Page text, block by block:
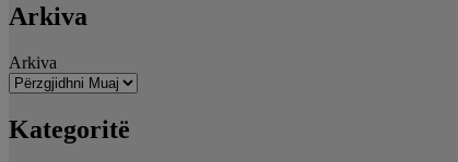
Arkiva
Arkiva
Kategoritë